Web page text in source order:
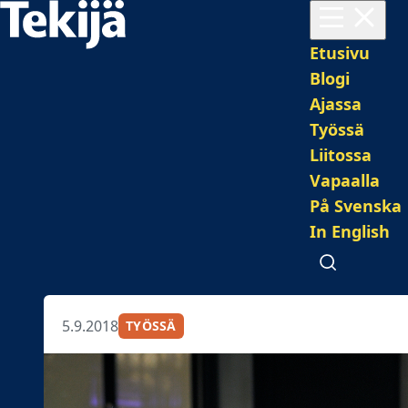
Etusivu
Blogi
Ajassa
Työssä
Liitossa
Vapaalla
På Svenska
In English
Avaa haku
5.9.2018 TYÖSSÄ